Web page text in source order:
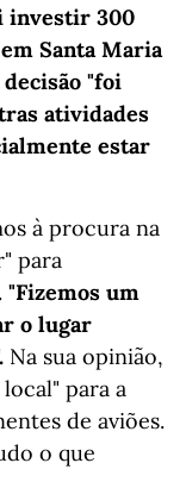
investir 300
Santa Maria
"foi
atividades
estar
à procura na
para
"Fizemos um
o lugar
Na sua opinião,
para a
de aviões.
o que